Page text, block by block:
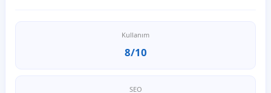
Kullanım
8/10
SEO